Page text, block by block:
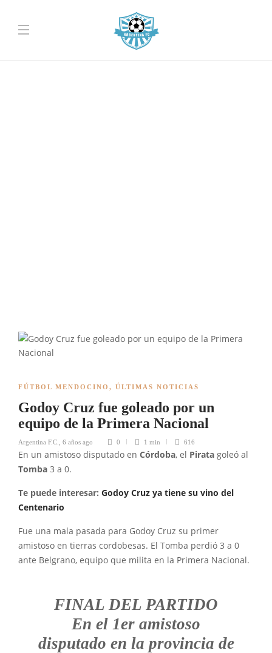
FÚTBOL MENDOCINO , ÚLTIMAS NOTICIAS
Godoy Cruz fue goleado por un
equipo de la Primera Nacional
Argentina F.C. 6 años ago 0 1 min 616
En un amistoso disputado en Córdoba, el Pirata goleó al
Tomba 3 a 0.
Te puede interesar: Godoy Cruz ya tiene su vino del
Centenario
Fue una mala pasada para Godoy Cruz su primer
amistoso en tierras cordobesas. El Tomba perdió 3 a 0
ante Belgrano, equipo que milita en la Primera Nacional.
FINAL DEL PARTIDO
En el 1er amistoso
disputado en la provincia de